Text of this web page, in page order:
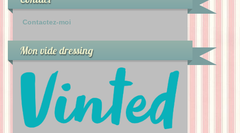
Contactez-moi
Mon vide dressing